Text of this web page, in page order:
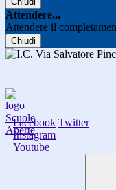
Attendere...
Attendere il
Chiudi
Facebook Twitter
Instagram
Youtube